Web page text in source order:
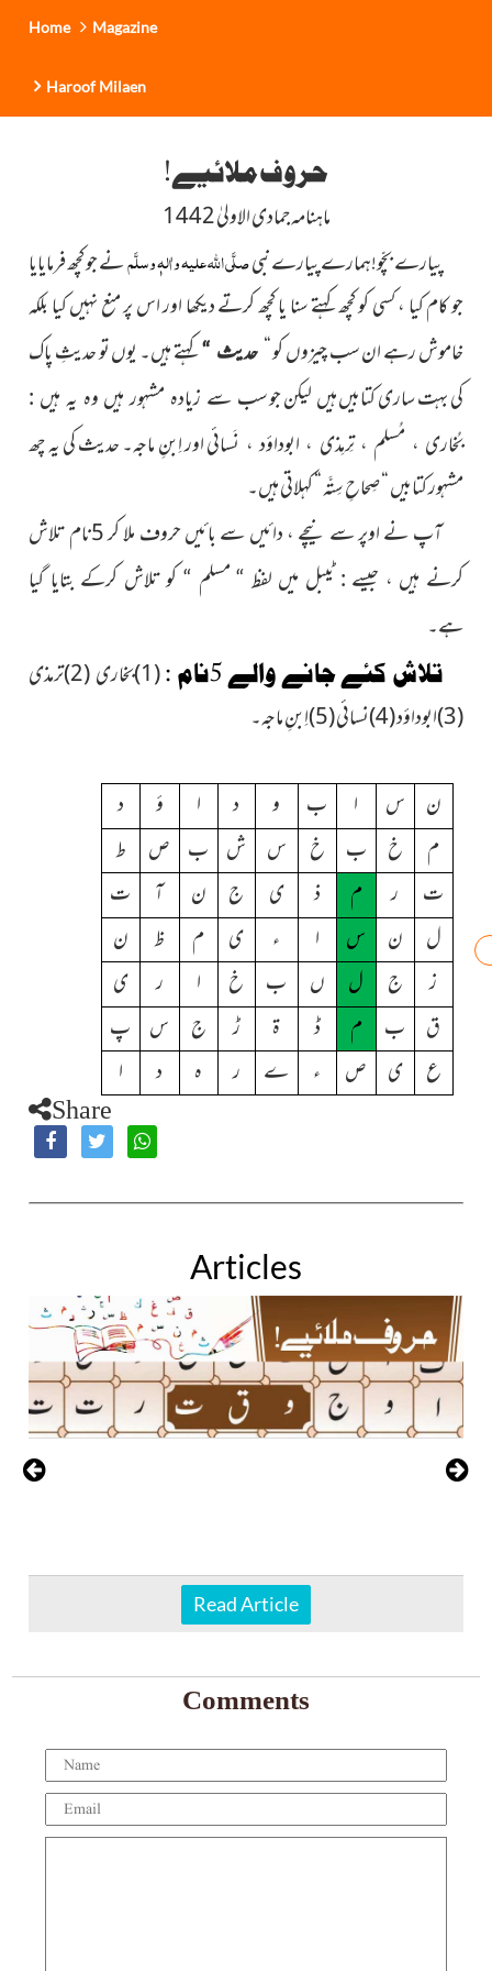
Home Magazine
Haroof Milaen
حروف ملائیے!
ماہنامہ جمادی الاولیٰ 1442
پیارے بچّو!ہمارے پیارے نبیصلَّی اللہ علیہ واٰلہٖ وسلَّمنے جو کچھ فرمایایا
جو کام کیا ، کسی کو کچھ کہتے سنا یا کچھ کرتے دیکھا اور اس پر منع نہیں کیا بلکہ
خاموش رہے ان سب چیزوں کو “ حدیث “کہتے ہیں۔ یوں تو حدیثِ پاک
کی بہت ساری کتابیں ہیں لیکن جوسب سے زیادہ مشہور ہیں وہ یہ ہیں :
بُخاری ، مُسلم ، تِرمِذی ، ابوداؤد ، نَسائی اور اِبنِ ماجہ۔ حدیث کی یہ چھ
مشہور کتابیں “ صِحاحِ سِتَّہ “ کہلاتی ہیں۔
آپ نے اوپر سے نیچے ، دائیں سے بائیں حروف ملا کر 5نام
تلاش
کرنے ہیں ، جیسے : ٹیبل میں لفظ “ مسلم “ کو تلاش کرکے بتایا گیا
ہے۔
تلاش کئے جانے والے 5نام :
(1)بخاری (2)ترمذی
(3)ابوداؤد (4)نسائی (5)اِبنِ ماجہ۔
ن س ا ب و د ا ؤ
د
م
خ ب خ س ش ب ص ط
ت
ر م ذ ی ج ن آ
ت
ل
ن س ا ء ی م ظ
ن
ز
ج ل ں ب خ ا ر
ی
ق ب م ڈ ۃ ڑ ج س پ
ع
ی ص ء ے ر ہ د ا
Share
Articles
Read Article
Comments